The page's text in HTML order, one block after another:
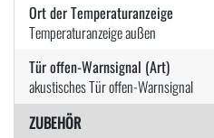
Ort der Temperaturanzeige
Temperaturanzeige außen
Tür offen-Warnsignal (Art)
akustisches Tür offen-Warnsignal
ZUBEHÖR